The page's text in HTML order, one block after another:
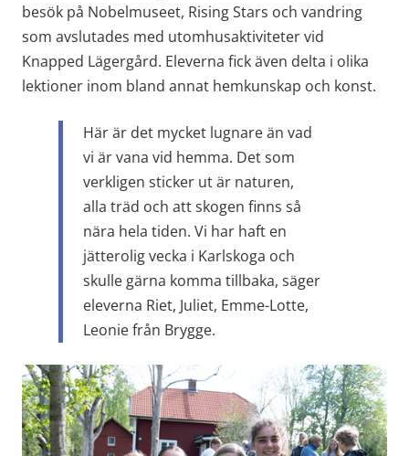
besök på Nobelmuseet, Rising Stars och vandring
som avslutades med utomhusaktiviteter vid
Knapped Lägergård. Eleverna fick även delta i olika
lektioner inom bland annat hemkunskap och konst.
Här är det mycket lugnare än vad
vi är vana vid hemma. Det som
verkligen sticker ut är naturen,
alla träd och att skogen finns så
nära hela tiden. Vi har haft en
jätterolig vecka i Karlskoga och
skulle gärna komma tillbaka, säger
eleverna Riet, Juliet, Emme-Lotte,
Leonie från Brygge.